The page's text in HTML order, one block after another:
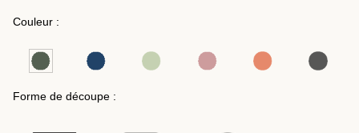
Couleur :
Forme de découpe :